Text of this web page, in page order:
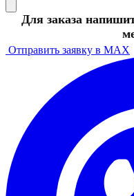
Для заказа
Отправить заявку в MAX